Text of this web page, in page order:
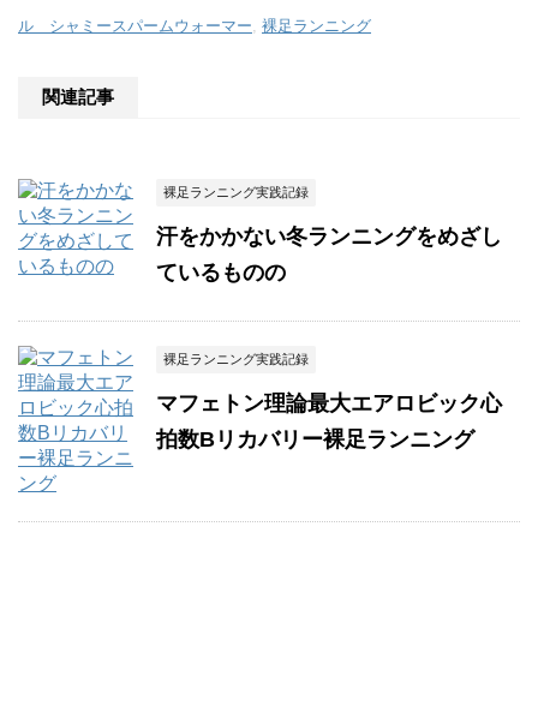
ル シャミースパームウォーマー, 裸足ランニング
関連記事
裸足ランニング実践記録
汗をかかない冬ランニングをめざし
ているものの
裸足ランニング実践記録
マフェトン理論最大エアロビック心
拍数Bリカバリー裸足ランニング